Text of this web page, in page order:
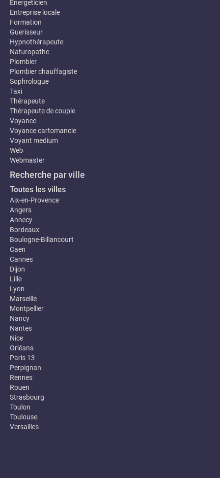
Energeticien
Entreprise locale
Formation
Guerisseur
Hypnothérapeute
Naturopathe
Plombier
Plombier chauffagiste
Sophrologue
Taxi
Thérapeute
Thérapeute de couple
Voyance
Voyance cartomancie
Voyant medium
Web
Webmaster
Recherche par ville
Toutes les villes
Aix-en-Provence
Angers
Annecy
Bordeaux
Boulogne-Billancourt
Caen
Cannes
Dijon
Lille
Lyon
Marseille
Montpellier
Nancy
Nantes
Nice
Orléans
Paris 13
Perpignan
Rennes
Rouen
Strasbourg
Toulon
Toulouse
Versailles